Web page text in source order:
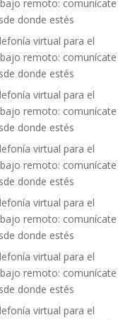
remoto: comunícate
donde estés
virtual para el
remoto: comunícate
donde estés
virtual para el
remoto: comunícate
donde estés
virtual para el
remoto: comunícate
donde estés
virtual para el
remoto: comunícate
donde estés
virtual para el
remoto: comunícate
donde estés
virtual para el